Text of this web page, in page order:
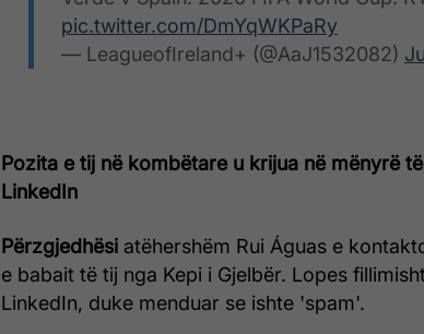
pic.twitter.com/DmYqWKPaRy
— LeagueofIreland+ (@AaJ1532082)
Pozita e tij në kombëtare u krijua në mënyrë
LinkedIn
Përzgjedhësi atëhershëm Rui Águas e
e babait të tij nga Kepi i Gjelbër. Lopes
LinkedIn, duke menduar se ishte 'spam'.